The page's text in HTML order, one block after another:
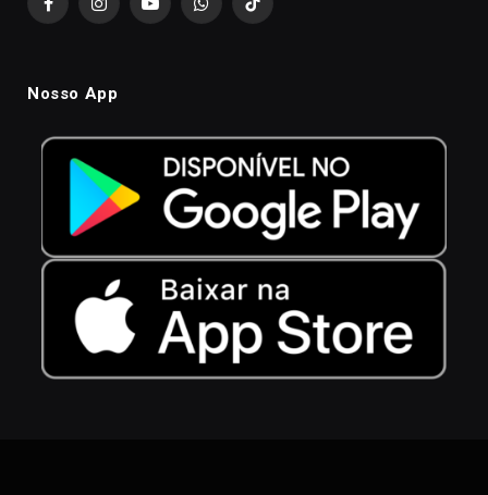
FacebookInstagramYouTubeWhatsAppTikTok
Nosso App